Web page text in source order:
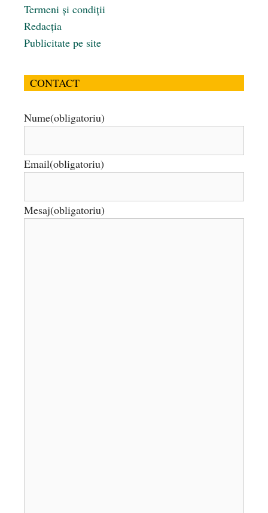
Termeni și condiții
Redacția
Publicitate pe site
CONTACT
Nume(obligatoriu)
Email(obligatoriu)
Mesaj(obligatoriu)